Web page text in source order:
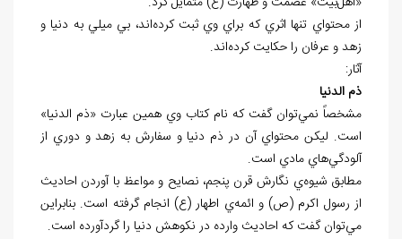
از محتواي تنها اثري که براي وي ثبت کرده‌اند، بي ميلي به دنيا و
زهد و عرفان را حکايت کرده‌اند.
آثار:
ذم الدنيا
مشخصاً نمي‌توان گفت که نام کتاب وي همين عبارت «ذم الدنيا»
است. ليکن محتواي آن در ذم دنيا و سفارش به زهد و دوري از
آلودگي‌هاي مادي است.
مطابق شيوه‌ي نگارش قرن پنجم، نصايح و مواعظ با آوردن احاديث
از رسول اکرم (ص) و ائمه‌ي اطهار (ع) انجام گرفته است. بنابراين
مي‌توان گفت که احاديث وارده در نکوهش دنيا را گردآورده است.